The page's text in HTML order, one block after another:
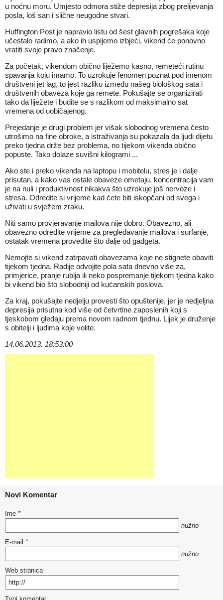
u noćnu moru. Umjesto odmora stiže depresija zbog prelijevanja
posla, loš san i slične neugodne stvari.
Huffington Post je napravio listu od šest glavnih pogrešaka koje
učestalo radimo, a ako ih uspijemo izbjeći, vikend će ponovno
vratiti svoje pravo značenje.
Za početak, vikendom obično liježemo kasno, remeteći rutinu
spavanja koju imamo. To uzrokuje fenomen poznat pod imenom
društveni jet lag, to jest razliku između našeg biološkog sata i
društvenih obaveza koje ga remete. Pokušajte se organizirati
tako da liježete i budite se s razlikom od maksimalno sat
vremena od uobičajenog.
Prejedanje je drugi problem jer višak slobodnog vremena često
utrošimo na fine obroke, a istraživanja su pokazala da ljudi dijetu
preko tjedna drže bez problema, no tijekom vikenda obično
popuste. Tako dolaze suvišni kilogrami ...
Ako ste i preko vikenda na laptopu i mobitelu, stres je i dalje
prisutan, a kako vas ostale obaveze ometaju, koncentracija vam
je na nuli i produktivnost nikakva što uzrokuje još nervoze i
stresa. Odredite si vrijeme kad ćete biti iskopčani od svega i
uživati u svježem zraku.
Niti samo provjeravanje mailova nije dobro. Obavezno, ali
obavezno odredite vrijeme za pregledavanje mailova i surfanje,
ostatak vremena provedite što dalje od gadgeta.
Nemojte si vikend zatrpavati obavezama koje ne stignete obaviti
tijekom tjedna. Radije odvojite pola sata dnevno više za,
primjerice, pranje rublja ili neko pospremanje tijekom tjedna kako
bi vikend bio što slobodniji od kućanskih poslova.
Za kraj, pokušajte nedjelju provesti što opuštenije, jer je nedjeljna
depresija prisutna kod više od četvrtine zaposlenih koji s
tjeskobom gledaju prema novom radnom tjednu. Lijek je druženje
s obitelji i ljudima koje volite.
14.06.2013. 18:53:00
Novi Komentar
Ime *
nužno
E-mail *
nužno
Web stranica